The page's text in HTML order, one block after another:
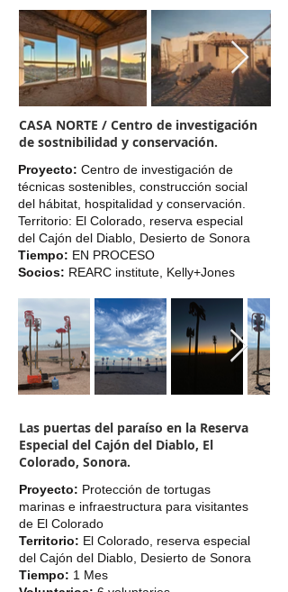
Proyecto: Centro de investigación de
técnicas sostenibles, construcción social
del hábitat, hospitalidad y conservación.
Territorio: El Colorado, reserva especial
del Cajón del Diablo, Desierto de Sonora
Tiempo: EN PROCESO
Socios: REARC institute, Kelly+Jones
Las puertas del paraíso en la Reserva
Especial del Cajón del Diablo, El
Colorado, Sonora.
Proyecto: Protección de tortugas
marinas e infraestructura para visitantes
de El Colorado
Territorio: El Colorado, reserva especial
del Cajón del Diablo, Desierto de Sonora
Tiempo: 1 Mes
CASA NORTE / Centro de investigación
de sostnibilidad y conservación.